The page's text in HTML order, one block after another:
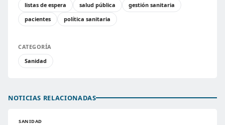
listas de espera
salud pública
gestión sanitaria
pacientes
política sanitaria
CATEGORÍA
Sanidad
NOTICIAS RELACIONADAS
SANIDAD